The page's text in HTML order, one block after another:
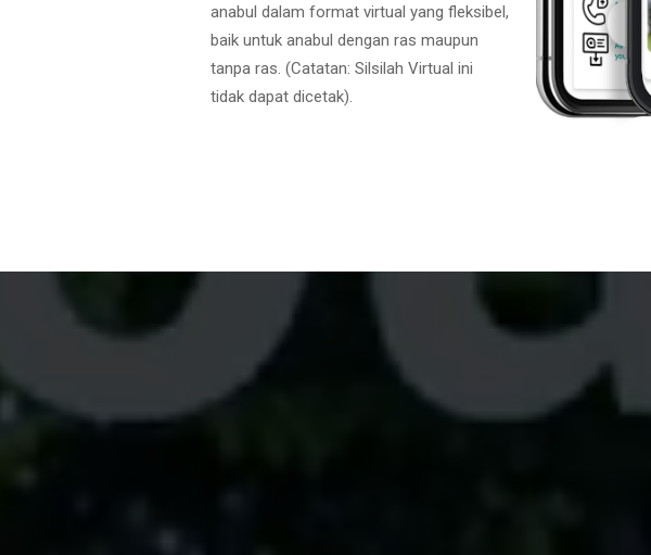
anabul dalam format virtual yang fleksibel,
baik untuk anabul dengan ras maupun
tanpa ras. (Catatan: Silsilah Virtual ini
tidak dapat dicetak).